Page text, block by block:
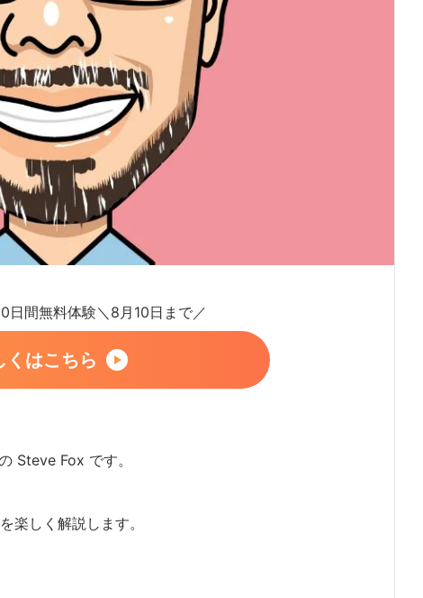
日間無料体験＼8月10日まで／
くはこちら
Steve Fox です。
楽しく解説します。